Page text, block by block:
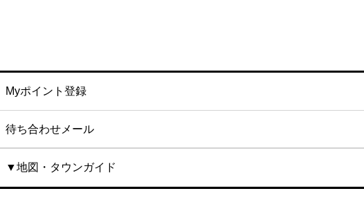
Myポイント登録
待ち合わせメール
▼地図・タウンガイド